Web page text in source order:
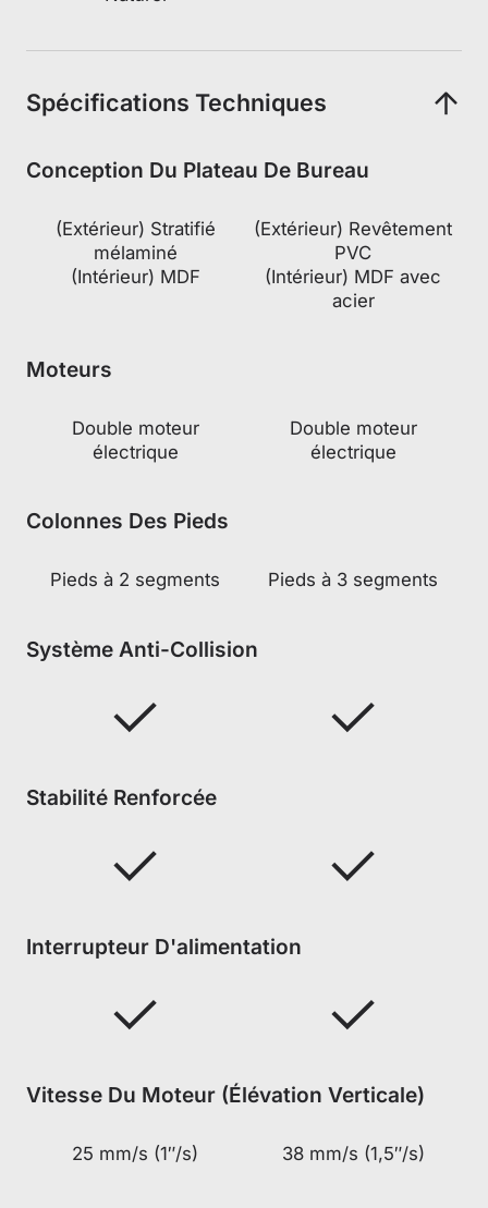
Spécifications Techniques
Conception Du Plateau De Bureau
(Extérieur) Stratifié
mélaminé
(Intérieur) MDF
(Extérieur) Revêtement
PVC
(Intérieur) MDF avec
acier
Moteurs
Double moteur
électrique
Double moteur
électrique
Colonnes Des Pieds
Pieds à 2 segments Pieds à 3 segments
Système Anti-Collision
Stabilité Renforcée
Interrupteur D'alimentation
Vitesse Du Moteur (élévation Verticale)
25 mm/s (1″/s) 38 mm/s (1,5″/s)
new releases and more!
No, suscribe later